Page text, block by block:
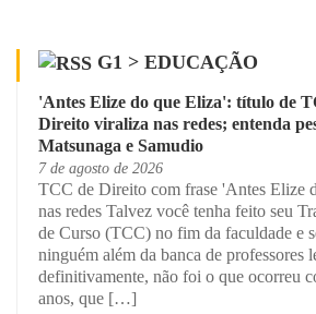
G1 > EDUCAÇÃO
'Antes Elize do que Eliza': título de
Direito viraliza nas redes; entenda
Matsunaga e Samudio
7 de agosto de 2026
TCC de Direito com frase 'Antes Elize
nas redes Talvez você tenha feito seu
de Curso (TCC) no fim da faculdade e
ninguém além da banca de professores
definitivamente, não foi o que ocorreu
anos, que […]